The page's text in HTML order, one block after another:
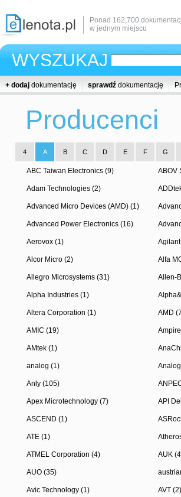
Ponad 162,700
w jednym miejscu
WYSZUKAJ
+ dodaj dokumentację sprawdź dokumentację
Producenci
4 A B C D E F G
ABC Taiwan Electronics (9) ABOV
Adam Technologies (2)
Advanced Micro Devices (AMD) (1)
Advanced Power Electronics (16)
Aerovox (1)
Alcor Micro (2) Alfa
Allegro Microsystems (31) Allen-
Alpha Industries (1)
Altera Corporation (1) AMD
AMIC (19)
AMtek (1)
analog (1)
Anly (105)
Apex Microtechnology (7) API
ASCEND (1)
ATE (1)
ATMEL Corporation (4) AUK
AUO (35)
Avic Technology (1) AVT (2)